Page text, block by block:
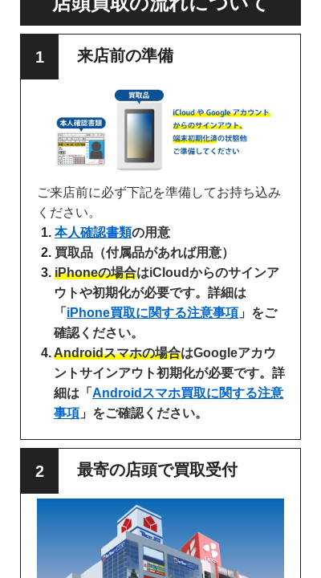
来店前の準備
ご来店前に必ず下記を準備してお持ち込み
ください。
本人確認書類の用意
買取品（付属品があれば用意）
iPhoneの場合はiCloudからのサインア
ウトや初期化が必要です。詳細は
「 iPhone買取に関する注意事項 」をご
確認ください。
Androidスマホの場合はGoogleアカウ
ントサインアウト初期化が必要です。詳
細は「 Androidスマホ買取に関する注意
事項 」をご確認ください。
最寄の店頭で買取受付